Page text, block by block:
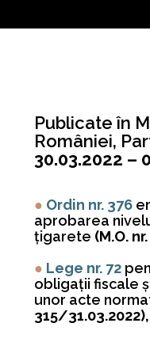
Publicate în
României,
30.03.2022 –
● Ordin nr. 376
aprobarea
ţigarete (M.O.
● Lege nr. 72
obligaţii fiscale
unor acte
315/31.03.2022),